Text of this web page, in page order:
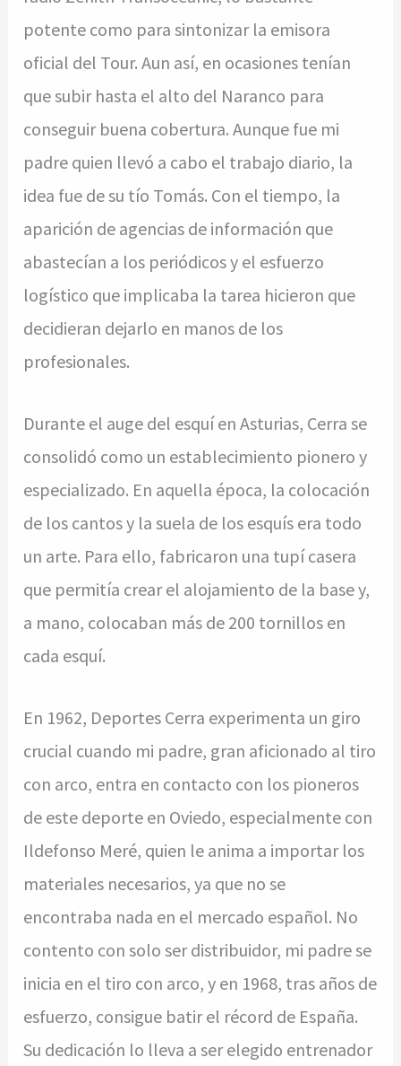
potente como para sintonizar la emisora
oficial del Tour. Aun así, en ocasiones tenían
que subir hasta el alto del Naranco para
conseguir buena cobertura. Aunque fue mi
padre quien llevó a cabo el trabajo diario, la
idea fue de su tío Tomás. Con el tiempo, la
aparición de agencias de información que
abastecían a los periódicos y el esfuerzo
logístico que implicaba la tarea hicieron que
decidieran dejarlo en manos de los
profesionales.
Durante el auge del esquí en Asturias, Cerra se
consolidó como un establecimiento pionero y
especializado. En aquella época, la colocación
de los cantos y la suela de los esquís era todo
un arte. Para ello, fabricaron una tupí casera
que permitía crear el alojamiento de la base y,
a mano, colocaban más de 200 tornillos en
cada esquí.
En 1962, Deportes Cerra experimenta un giro
crucial cuando mi padre, gran aficionado al tiro
con arco, entra en contacto con los pioneros
de este deporte en Oviedo, especialmente con
Ildefonso Meré, quien le anima a importar los
materiales necesarios, ya que no se
encontraba nada en el mercado español. No
contento con solo ser distribuidor, mi padre se
inicia en el tiro con arco, y en 1968, tras años de
esfuerzo, consigue batir el récord de España.
Su dedicación lo lleva a ser elegido entrenador